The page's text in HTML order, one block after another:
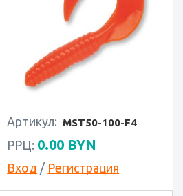
Артикул: MST50-100-F4
РРЦ: 0.00 BYN
Вход / Регистрация